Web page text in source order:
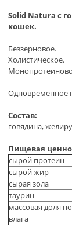
Solid Natura с
кошек.
Беззерновое.
Холистическое.
Одновременное
Состав:
говядина,
Пищевая
сырой протеин
сырой жир
сырая зола
таурин
массовая доля
влага